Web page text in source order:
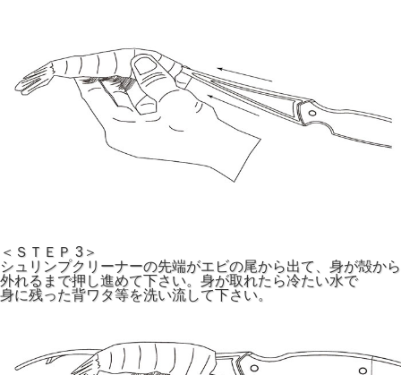
＜ＳＴＥＰ 3＞
シュリンプクリーナーの先端がエビの尾から出て、身が殻から
外れるまで押し進めて下さい。身が取れたら冷たい水で
身に残った背ワタ等を洗い流して下さい。